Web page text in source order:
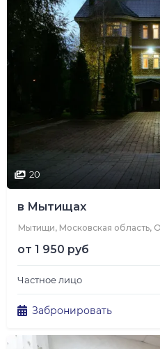
20
в Мытищах
Мытищи, Московская область,
от 1 950 руб
Частное лицо
Забронировать